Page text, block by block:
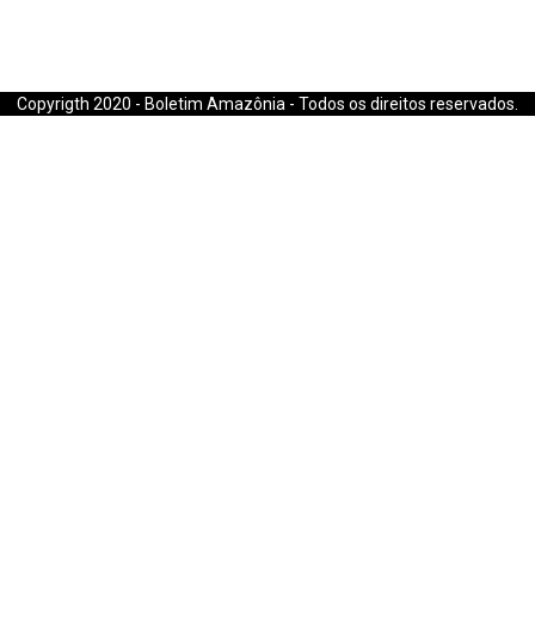
Copyrigth 2020 - Boletim Amazônia - Todos os direitos reservados.